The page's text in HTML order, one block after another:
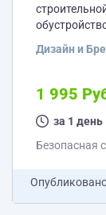
быть
Дизайн и
1 995
за 1 день
Безопасная